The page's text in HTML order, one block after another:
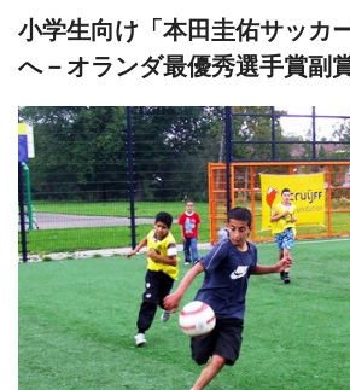
小学生向け「本田圭佑サッカ
へ－オランダ最優秀選手賞副